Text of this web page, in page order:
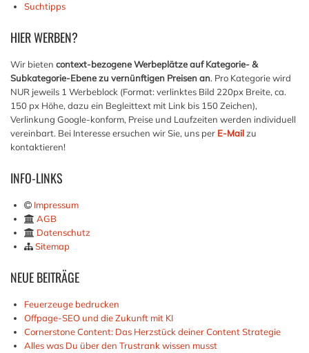
Suchtipps
HIERWERBEN?
Wir bieten context-bezogene Werbeplätze auf Kategorie- &
Subkategorie-Ebene zu vernünftigen Preisen an. Pro Kategorie wird
NUR jeweils 1 Werbeblock (Format: verlinktes Bild 220px Breite, ca.
150 px Höhe, dazu ein Begleittext mit Link bis 150 Zeichen),
Verlinkung Google-konform, Preise und Laufzeiten werden individuell
vereinbart. Bei Interesse ersuchen wir Sie, uns per E-Mailzu
kontaktieren!
INFO-LINKS
Impressum
AGB
Datenschutz
Sitemap
NEUEBEITRÄGE
Feuerzeuge bedrucken
Offpage-SEO und die Zukunft mit KI
Cornerstone Content: Das Herzstück deiner Content Strategie
Alles was Du über den Trustrank wissen musst